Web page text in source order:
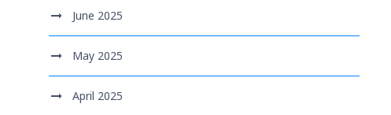
June 2025
May 2025
April 2025